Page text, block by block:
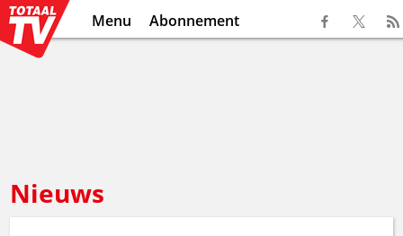
Menu Abonnement
Nieuws